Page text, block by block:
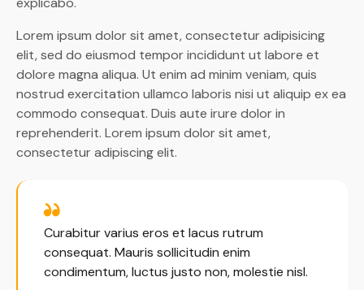
Lorem ipsum dolor sit amet, consectetur adipisicing
elit, sed do eiusmod tempor incididunt ut labore et
dolore magna aliqua. Ut enim ad minim veniam, quis
nostrud exercitation ullamco laboris nisi ut aliquip ex ea
commodo consequat. Duis aute irure dolor in
reprehenderit. Lorem ipsum dolor sit amet,
consectetur adipiscing elit.
Curabitur varius eros et lacus rutrum
consequat. Mauris sollicitudin enim
condimentum, luctus justo non, molestie nisl.